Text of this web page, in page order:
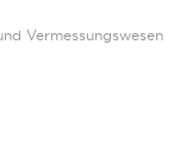
Vermessungswesen